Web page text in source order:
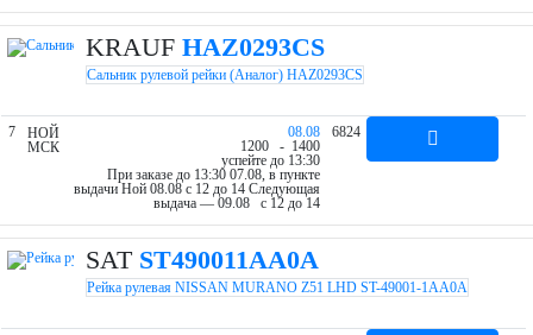
KRAUF HAZ0293CS
Сальник рулевой рейки (Аналог) HAZ0293CS
7
НОЙ
МСК
08.08
1200 - 1400
успейте до 13:30
При заказе до 13:30 07.08, в пункте
выдачи Ной 08.08 c 12 до 14 Следующая
выдача — 09.08 c 12 до 14
6824
SAT ST490011AA0A
Рейка рулевая NISSAN MURANO Z51 LHD ST-49001-1AA0A